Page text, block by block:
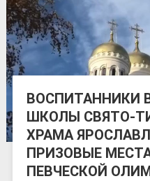
ВОСПИТАННИКИ
ШКОЛЫ СВЯТО-
ХРАМА
ПРИЗОВЫЕ
ПЕВЧЕСКОЙ